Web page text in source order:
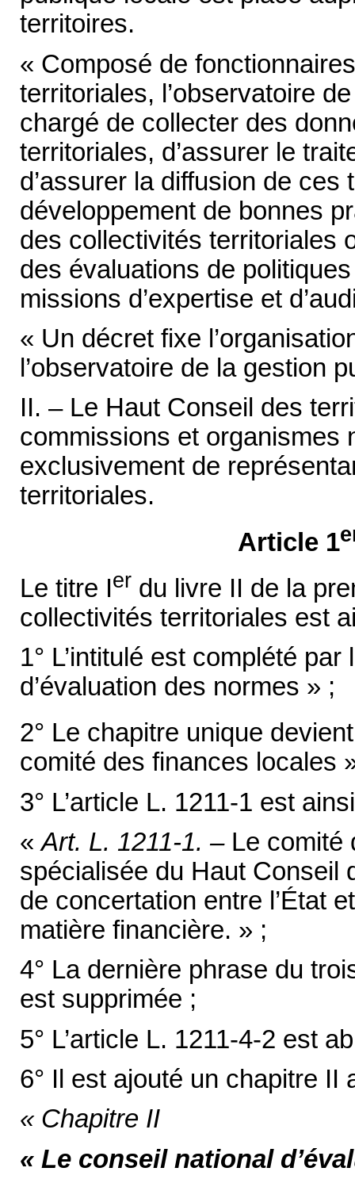
territoires.
« Composé de
territoriales, l’observatoire
chargé de collecter des
territoriales, d’assurer le
d’assurer la diffusion de
développement de bonnes
des collectivités territoriales
des évaluations de
missions d’expertise et
« Un décret fixe
l’observatoire de la gestion
II. – Le Haut Conseil des
commissions et organismes
exclusivement de
territoriales.
Article 1
Le titre Ier du livre II de la
collectivités territoriales est
1° L’intitulé est complété
d’évaluation des normes » ;
2° Le chapitre unique
comité des finances locales
3° L’article L. 1211-1 est
«Art. L. 1211-1. – Le comité
spécialisée du Haut Conseil
de concertation entre l’État
matière financière. » ;
4° La dernière phrase du
est supprimée ;
5° L’article L. 1211-4-2 est
6° Il est ajouté un chapitre II
« Chapitre II
« Le conseil national